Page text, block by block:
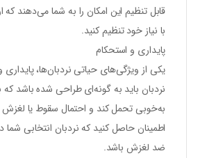
قابل تنظیم این امکان را به شما می‌دهند که
با نیاز خود تنظیم کنید.
پایداری و استحکام
یکی از ویژگی‌های حیاتی نردبان‌ها،
نردبان باید به گونه‌ای طراحی شده باشد که
به‌خوبی تحمل کند و احتمال سقوط یا
اطمینان حاصل کنید که نردبان انتخابی شما
ضد لغزش باشد.